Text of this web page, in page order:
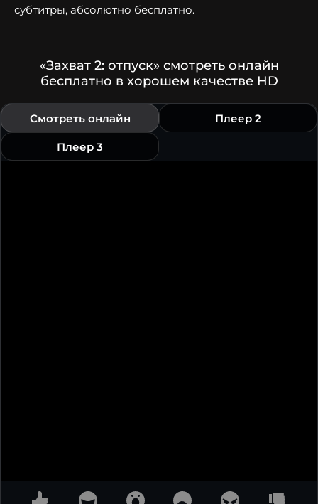
субтитры, абсолютно бесплатно.
«Захват 2: отпуск» смотреть онлайн
бесплатно в хорошем качестве HD
Смотреть онлайн Плеер 2
Плеер 3